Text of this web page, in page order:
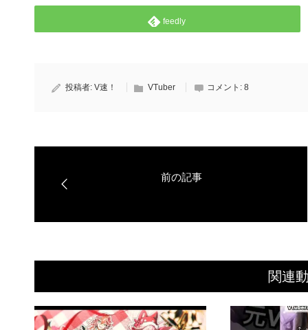
feedly
投稿者: V速！ VTuber コメント: 8
関連